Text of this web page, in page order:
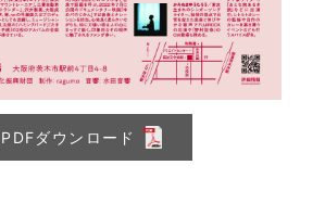
PDFダウンロード